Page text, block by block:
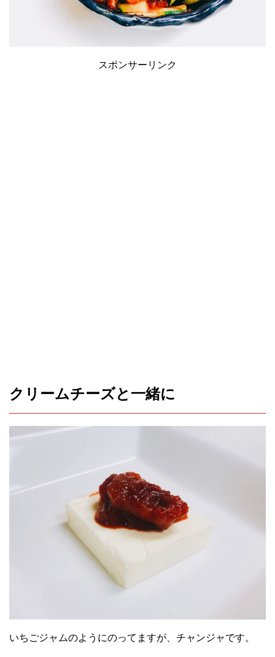
スポンサーリンク
クリームチーズと一緒に
いちごジャムのようにのってますが、チャンジャです。